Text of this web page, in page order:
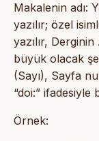
Makalenin adı:
yazılır; özel
yazılır,
büyük olacak
(Sayı), Sayfa
“doi:” ifadesiyle
Örnek: